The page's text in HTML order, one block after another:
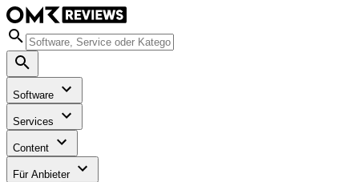
Software
Services
Content
Für Anbieter